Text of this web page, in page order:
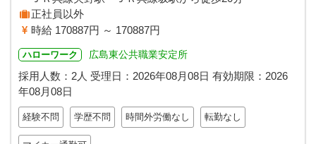
正社員以外
時給 170887円 ～ 170887円
ハローワーク 広島東公共職業安定所
採用人数：2人 受理日： 2026年08月08日 有効期限： 2026
年08月08日
経験不問 学歴不問 時間外労働なし 転勤なし